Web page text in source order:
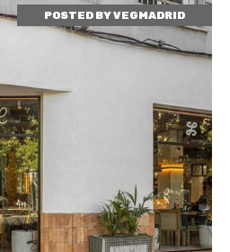
POSTED BYVEGMADRID